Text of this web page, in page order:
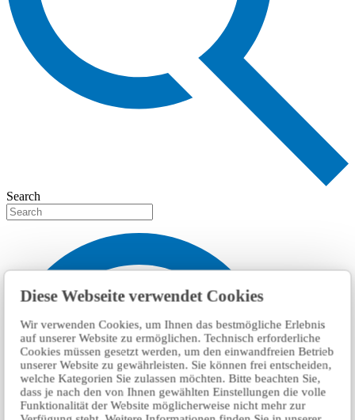
Diese Webseite verwendet Cookies
Wir verwenden Cookies, um Ihnen das bestmögliche Erlebnis
auf unserer Website zu ermöglichen. Technisch erforderliche
Cookies müssen gesetzt werden, um den einwandfreien Betrieb
unserer Website zu gewährleisten. Sie können frei entscheiden,
welche Kategorien Sie zulassen möchten. Bitte beachten Sie,
dass je nach den von Ihnen gewählten Einstellungen die volle
Funktionalität der Website möglicherweise nicht mehr zur
Search